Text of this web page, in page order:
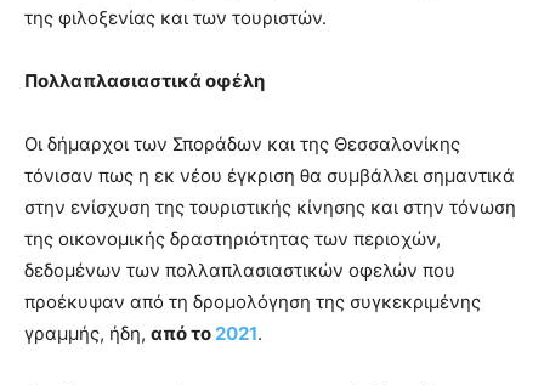
της φιλοξενίας και των τουριστών.
Πολλαπλασιαστικά οφέλη
Οι δήμαρχοι των Σποράδων και της Θεσσαλονίκης
τόνισαν πως η εκ νέου έγκριση θα συμβάλλει σημαντικά
στην ενίσχυση της τουριστικής κίνησης και στην τόνωση
της οικονομικής δραστηριότητας των περιοχών,
δεδομένων των πολλαπλασιαστικών οφελών που
προέκυψαν από τη δρομολόγηση της συγκεκριμένης
γραμμής, ήδη, από το 2021.